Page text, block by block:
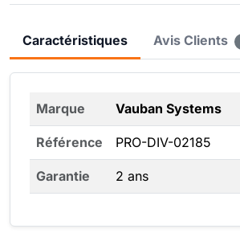
Caractéristiques Avis Clients
Marque Vauban Systems
Référence PRO-DIV-02185
Garantie 2 ans